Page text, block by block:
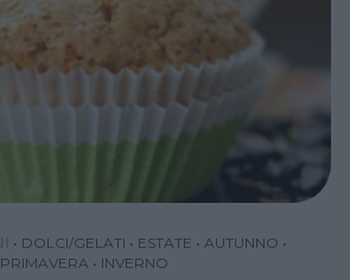
• DOLCI/GELATI • ESTATE • AUTUNNO •
PRIMAVERA • INVERNO